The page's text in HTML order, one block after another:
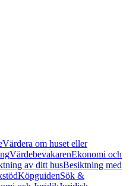
Värdera om huset eller
VärdebevakarenEkonomi och
av ditt husBesiktning med
KöpguidenSök &